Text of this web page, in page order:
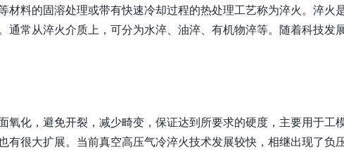
材料的固溶处理或带有快速冷却过程的热处理工艺称为淬火。淬火
通常从淬火介质上，可分为水淬、油淬、有机物淬等。随着科技发
氧化，避免开裂，减少畸变，保证达到所要求的硬度，主要用于工
有很大扩展。当前真空高压气冷淬火技术发展较快，相继出现了负